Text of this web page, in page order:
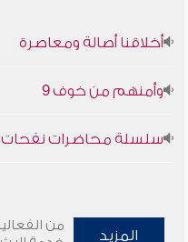
أخلاقنا أصالة ومعاصرة
وأمنهم من خوف 9
سلسلة محاضرات نفحات
المزيد
من